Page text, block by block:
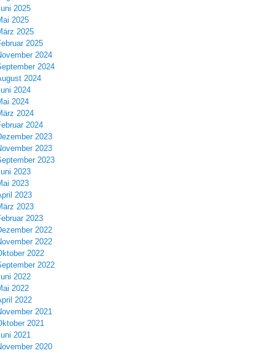
2025
2025
2025
2025
2024
2024
2024
2024
2024
2024
2024
2023
2023
2023
2023
2023
2023
2023
2023
2022
2022
2022
2022
2022
2022
2022
2021
2021
2021
2020